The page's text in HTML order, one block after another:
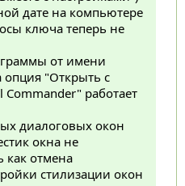
дате на компьютере
ключа теперь не
от имени
опция "Открыть с
работает
диалоговых окон
окна не
как отмена
стилизации окон